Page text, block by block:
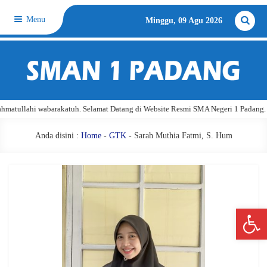
Menu Minggu, 09 Agu 2026
wabarakatuh. Selamat Datang di Website Resmi SMA Negeri 1 Padang.
Anda disini : Home- GTK- Sarah Muthia Fatmi, S. Hum